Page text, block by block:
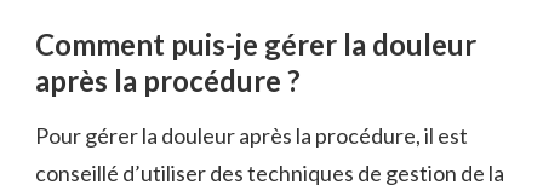
Comment puis-je gérer la douleur
après la procédure ?
Pour gérer la douleur après la procédure, il est
conseillé d’utiliser des techniques de gestion de la